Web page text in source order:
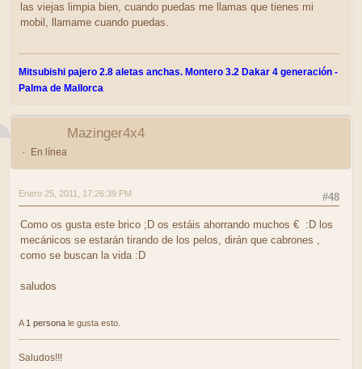
las viejas limpia bien, cuando puedas me llamas que tienes mi
mobil, llamame cuando puedas.
Mitsubishi pajero 2.8 aletas anchas. Montero 3.2 Dakar 4 generación -
Palma de Mallorca
Mazinger4x4
En línea
#48
Enero 25, 2011, 17:26:39 PM
Como os gusta este brico ;D os estáis ahorrando muchos € :D los
mecánicos se estarán tirando de los pelos, dirán que cabrones ,
como se buscan la vida :D
saludos
A 1 persona le gusta esto.
Saludos!!!